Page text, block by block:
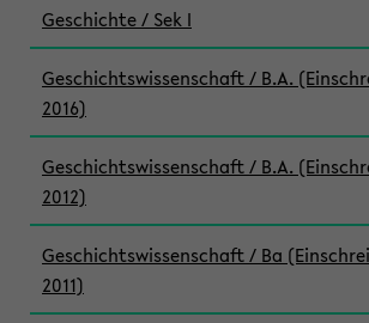
Geschichte / Sek I
Geschichtswissenschaft / B.A.
2016)
Geschichtswissenschaft / B.A.
2012)
Geschichtswissenschaft / Ba
2011)